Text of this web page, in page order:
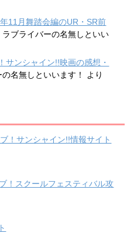
11月舞踏会編のUR・SR前
ラブライバーの名無しといい
サンシャイン!!映画の感想・
名無しといいます！ より
サンシャイン!!情報サイト
！スクールフェスティバル攻